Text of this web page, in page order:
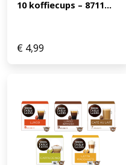
10 koffiecups – 8711...
€ 4,99